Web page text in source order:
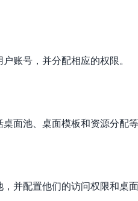
账号，并分配相应的权限。
面池、桌面模板和资源分配等
并配置他们的访问权限和桌面